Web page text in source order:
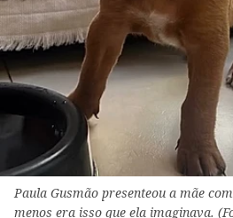
Paula Gusmão presenteou a mãe
menos era isso que ela imaginava.